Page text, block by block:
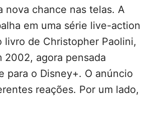
nova chance nas telas. A
em uma série live-action
livro de Christopher Paolini,
2002, agora pensada
para o Disney+. O anúncio
reações. Por um lado,